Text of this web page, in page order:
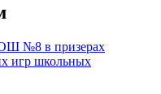
№8 в призерах
игр школьных